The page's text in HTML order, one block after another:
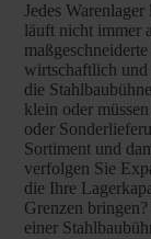
Jedes
läuft nicht immer
wirtschaftlich und
die
klein oder
oder
Sortiment und
verfolgen Sie
die Ihre
Grenzen
einer